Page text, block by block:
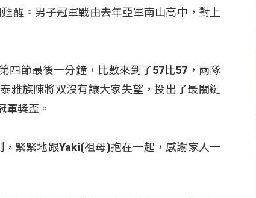
醒。男子冠軍戰由去年亞軍南山高中，對上
四節最後一分鐘，比數來到了57比57，兩隊
雅族陳將双沒有讓大家失望，投出了最關鍵
軍獎盃。
緊緊地跟Yaki(祖母)抱在一起，感謝家人一